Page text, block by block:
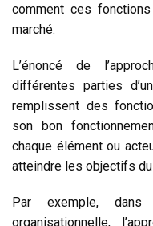
comment ces
marché.
L’énoncé de
différentes parties
remplissent des
son bon
chaque élément ou
atteindre les objectifs
Par exemple,
organisationnelle,